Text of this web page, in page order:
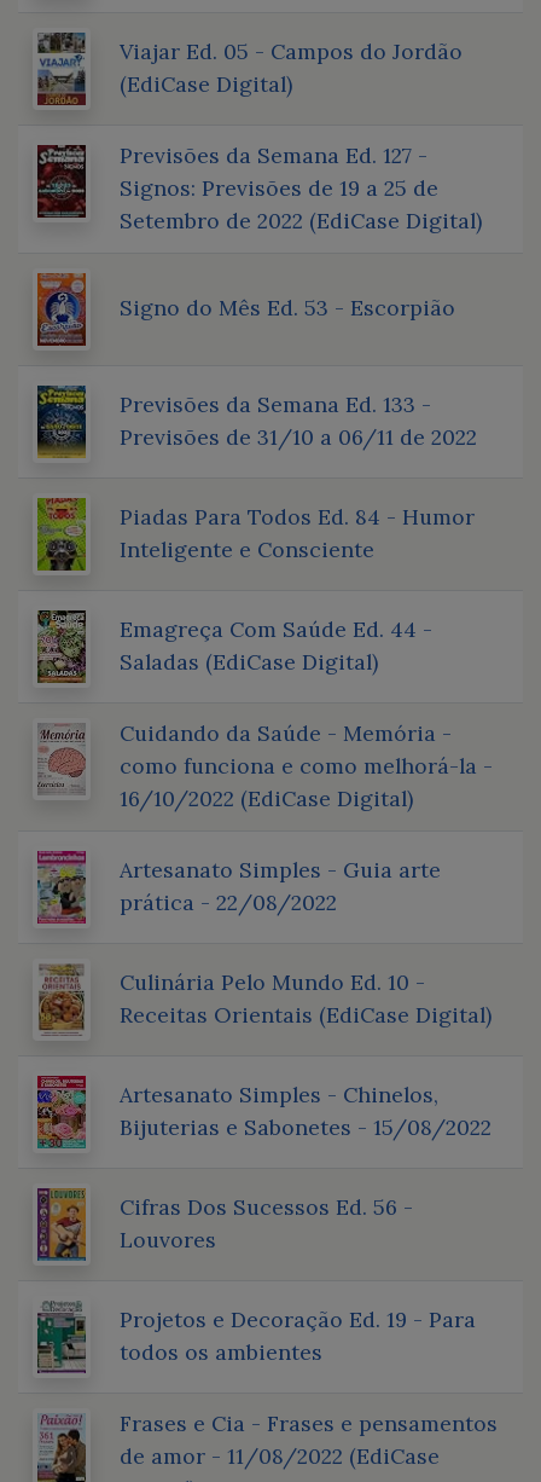
Viajar Ed. 05 - Campos do Jordão
(EdiCase Digital)
Previsões da Semana Ed. 127 -
Signos: Previsões de 19 a 25 de
Setembro de 2022 (EdiCase Digital)
Signo do Mês Ed. 53 - Escorpião
Previsões da Semana Ed. 133 -
Previsões de 31/10 a 06/11 de 2022
Piadas Para Todos Ed. 84 - Humor
Inteligente e Consciente
Emagreça Com Saúde Ed. 44 -
Saladas (EdiCase Digital)
Cuidando da Saúde - Memória -
como funciona e como melhorá-la -
16/10/2022 (EdiCase Digital)
Artesanato Simples - Guia arte
prática - 22/08/2022
Culinária Pelo Mundo Ed. 10 -
Receitas Orientais (EdiCase Digital)
Artesanato Simples - Chinelos,
Bijuterias e Sabonetes - 15/08/2022
Cifras Dos Sucessos Ed. 56 -
Louvores
Projetos e Decoração Ed. 19 - Para
todos os ambientes
Frases e Cia - Frases e pensamentos
de amor - 11/08/2022 (EdiCase